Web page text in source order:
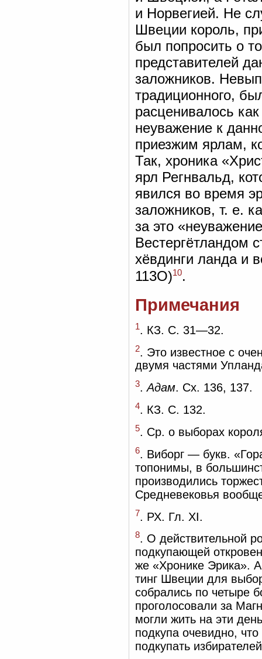
и Норвегией. Не
Швеции король,
был попросить о
представителей
заложников.
традиционного,
расценивалось
неуважение к
приезжим ярлам,
Так, хроника
ярл Регнвальд,
явился во время
заложников, т. е.
за это
Вестергётландом
хёвдинги ланда и
113О)10.
Примечания
1. КЗ. С. 31—32.
2
. Это известное с
двумя частями
3.Адам. Сх. 136, 137.
4. КЗ. С. 132.
5. Ср. о выборах
6. Виборг — букв.
топонимы, в
производились
Средневековья
7 . РХ. Гл. XI.
8. О действительной
подкупающей
же «Хронике Эрика».
тинг Швеции для
собрались по четыре
проголосовали за
могли жить на эти
подкупа очевидно,
подкупать